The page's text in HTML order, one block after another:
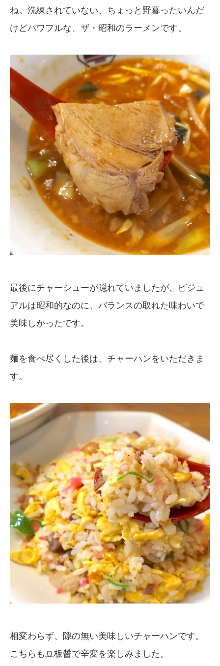
ね。洗練されていない、ちょっと野暮ったいんだ
けどパワフルな、ザ・昭和のラーメンです。
最後にチャーシューが隠れていましたが、ビジュ
アルは昭和的なのに、バランスの取れた味わいで
美味しかったです。
麺を食べ尽くした後は、チャーハンをいただきま
す。
相変わらず、隙の無い美味しいチャーハンです。
こちらも豆板醤で辛変を楽しみました。